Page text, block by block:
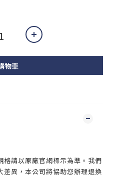
物車
請以原廠官網標示為準。我們
異，本公司將協助您辦理退換